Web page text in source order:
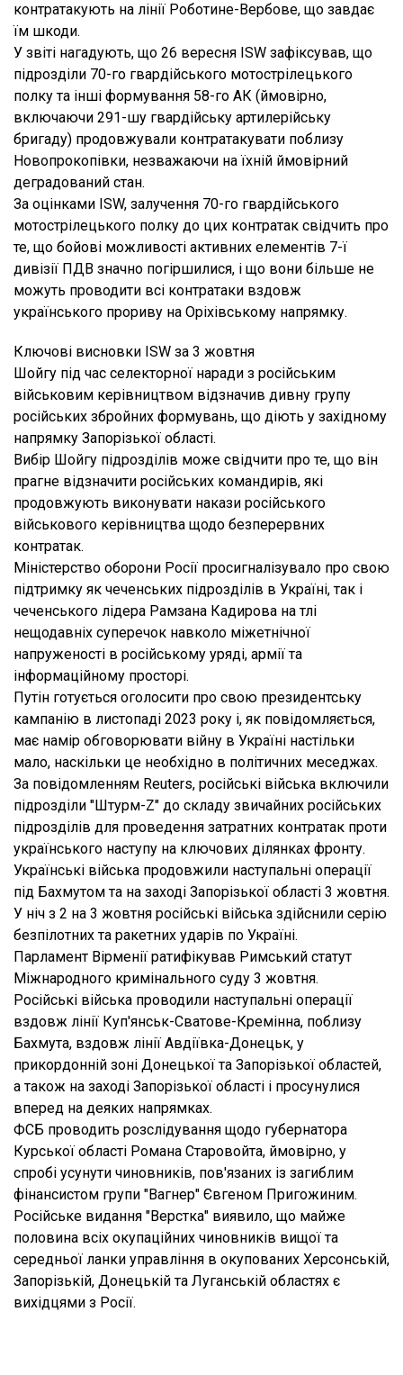
контратакують на лінії Роботине-Вербове, що завдає
їм шкоди.
У звіті нагадують, що 26 вересня ISW зафіксував, що
підрозділи 70-го гвардійського мотострілецького
полку та інші формування 58-го АК (ймовірно,
включаючи 291-шу гвардійську артилерійську
бригаду) продовжували контратакувати поблизу
Новопрокопівки, незважаючи на їхній ймовірний
деградований стан.
За оцінками ISW, залучення 70-го гвардійського
мотострілецького полку до цих контратак свідчить про
те, що бойові можливості активних елементів 7-ї
дивізії ПДВ значно погіршилися, і що вони більше не
можуть проводити всі контратаки вздовж
українського прориву на Оріхівському напрямку.
Ключові висновки ISW за 3 жовтня
Шойгу під час селекторної наради з російським
військовим керівництвом відзначив дивну групу
російських збройних формувань, що діють у західному
напрямку Запорізької області.
Вибір Шойгу підрозділів може свідчити про те, що він
прагне відзначити російських командирів, які
продовжують виконувати накази російського
військового керівництва щодо безперервних
контратак.
Міністерство оборони Росії просигналізувало про свою
підтримку як чеченських підрозділів в Україні, так і
чеченського лідера Рамзана Кадирова на тлі
нещодавніх суперечок навколо міжетнічної
напруженості в російському уряді, армії та
інформаційному просторі.
Путін готується оголосити про свою президентську
кампанію в листопаді 2023 року і, як повідомляється,
має намір обговорювати війну в Україні настільки
мало, наскільки це необхідно в політичних меседжах.
За повідомленням Reuters, російські війська включили
підрозділи "Штурм-Z" до складу звичайних російських
підрозділів для проведення затратних контратак проти
українського наступу на ключових ділянках фронту.
Українські війська продовжили наступальні операції
під Бахмутом та на заході Запорізької області 3 жовтня.
У ніч з 2 на 3 жовтня російські війська здійснили серію
безпілотних та ракетних ударів по Україні.
Парламент Вірменії ратифікував Римський статут
Міжнародного кримінального суду 3 жовтня.
Російські війська проводили наступальні операції
вздовж лінії Куп'янськ-Сватове-Кремінна, поблизу
Бахмута, вздовж лінії Авдіївка-Донецьк, у
прикордонній зоні Донецької та Запорізької областей,
а також на заході Запорізької області і просунулися
вперед на деяких напрямках.
ФСБ проводить розслідування щодо губернатора
Курської області Романа Старовойта, ймовірно, у
спробі усунути чиновників, пов'язаних із загиблим
фінансистом групи "Вагнер" Євгеном Пригожиним.
Російське видання "Верстка" виявило, що майже
половина всіх окупаційних чиновників вищої та
середньої ланки управління в окупованих Херсонській,
Запорізькій, Донецькій та Луганській областях є
вихідцями з Росії.